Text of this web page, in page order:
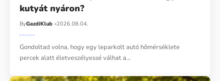
kutyát nyáron?
ByGazdiKlub 2026.08.04.
Gondoltad volna, hogy egy leparkolt autó hőmérséklete
percek alatt életveszélyessé válhat a…